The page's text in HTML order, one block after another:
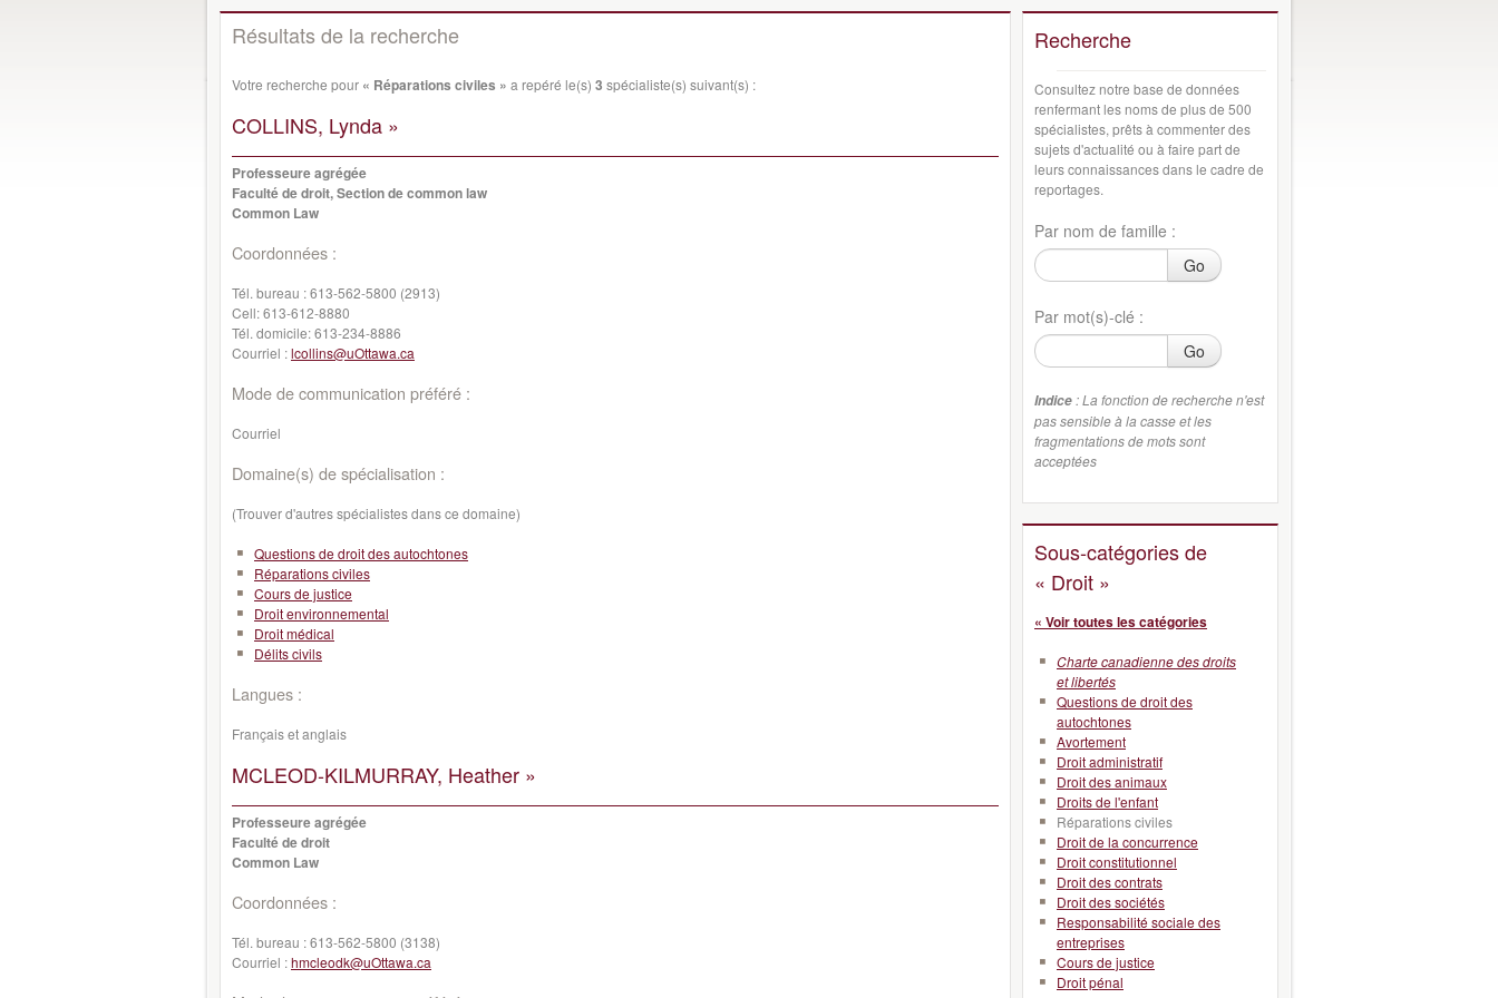
Résultats de la recherche
Votre recherche pour « Réparations civiles » a repéré le(s) 3 spécialiste(s) suivant(s) :
COLLINS, Lynda »
Professeure agrégée
Faculté de droit, Section de common law
Common Law
Coordonnées :
Tél. bureau :613-562-5800 (2913)
Cell:613-612-8880
Tél. domicile:613-234-8886
Courriel :lcollins@uOttawa.ca
Mode de communication préféré :
Courriel
Domaine(s) de spécialisation :
(Trouver d'autres spécialistes dans ce domaine)
Questions de droit des autochtones
Réparations civiles
Cours de justice
Droit environnemental
Droit médical
Délits civils
Langues :
Français et anglais
MCLEOD-KILMURRAY, Heather »
Professeure agrégée
Faculté de droit
Common Law
Coordonnées :
Tél. bureau :613-562-5800 (3138)
Courriel :hmcleodk@uOttawa.ca
Recherche
Consultez notre base de données
renfermant les noms de plus de 500
spécialistes, prêts à commenter des
sujets d'actualité ou à faire part de
leurs connaissances dans le cadre de
reportages.
Par nom de famille :
Go
Par mot(s)-clé :
Go
Indice : La fonction de recherche n'est
pas sensible à la casse et les
fragmentations de mots sont
acceptées
Sous-catégories de
« Droit »
« Voir toutes les catégories
Charte canadienne des droits
et libertés
Questions de droit des
autochtones
Avortement
Droit administratif
Droit des animaux
Droits de l'enfant
Réparations civiles
Droit de la concurrence
Droit constitutionnel
Droit des contrats
Droit des sociétés
Responsabilité sociale des
entreprises
Cours de justice
Droit pénal